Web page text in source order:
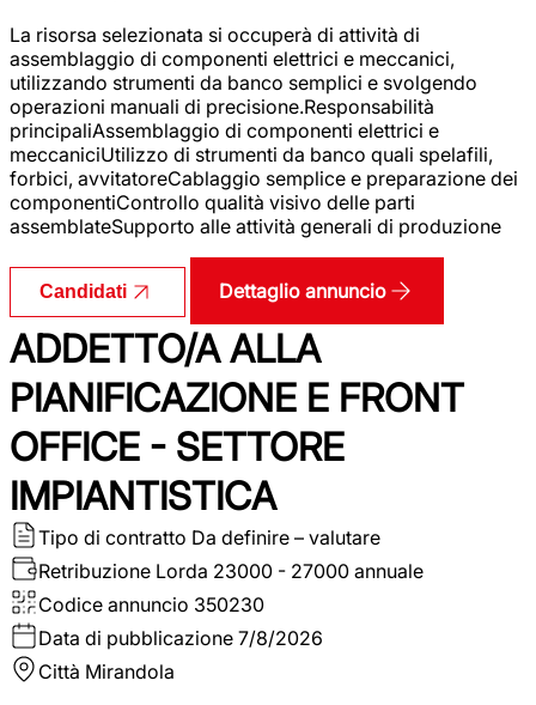
La risorsa selezionata si occuperà di attività di
assemblaggio di componenti elettrici e meccanici,
utilizzando strumenti da banco semplici e svolgendo
operazioni manuali di precisione.Responsabilità
principaliAssemblaggio di componenti elettrici e
meccaniciUtilizzo di strumenti da banco quali spelafili,
forbici, avvitatoreCablaggio semplice e preparazione dei
componentiControllo qualità visivo delle parti
assemblateSupporto alle attività generali di produzione
Candidati Dettaglio annuncio
ADDETTO/A ALLA
PIANIFICAZIONE E FRONT
OFFICE - SETTORE
IMPIANTISTICA
Tipo di contratto Da definire – valutare
Retribuzione Lorda 23000 - 27000 annuale
Codice annuncio 350230
Data di pubblicazione 7/8/2026
Città Mirandola